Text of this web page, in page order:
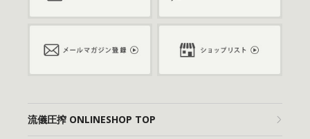
流儀圧搾 ONLINESHOP TOP